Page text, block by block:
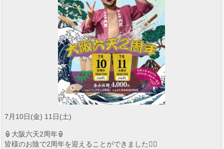
7月10日(金) 11日(土)
🏮大阪六天2周年🏮
皆様のお陰で2周年を迎えることができました🙇‍♂️